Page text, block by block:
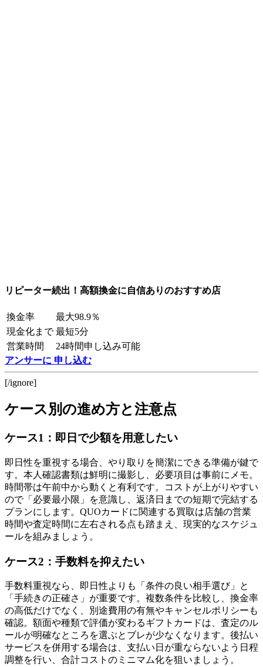
リピーター続出！高額換金に自信ありのおすすめ店
換金率
最大98.9％
現金化まで 最短5分
営業時間
24時間申し込み可能
アンサーに 申し込む
[/ignore]
ケース別の進め方と注意点
ケース1：即日で少額を用意したい
即日性を重視する場合、やり取りを簡潔にできる準備が鍵で
す。本人確認書類は鮮明に撮影し、必要項目は事前にメモ。
時間帯は午前中から動くと有利です。コストが上がりやすい
ので「必要最小限」を意識し、返済日までの短期で完結する
プランにします。QUOカードに関連する買取は店舗の営業
時間や査定時間に左右される点も踏まえ、現実的なスケジュ
ールを組みましょう。
ケース2：手数料を抑えたい
手数料重視なら、即日性よりも「条件の良い相手選び」と
「手続きの正確さ」が重要です。複数条件を比較し、換金率
の高低だけでなく、別途費用の有無やキャンセルポリシーも
確認。額面や種類で評価が変わるギフトカードは、査定のル
ールが明確なところを選ぶとブレが少なくなります。後払い
サービスを併用する場合は、支払い日が重ならないよう日程
調整を行い、合計コストのミニマム化を狙いましょう。